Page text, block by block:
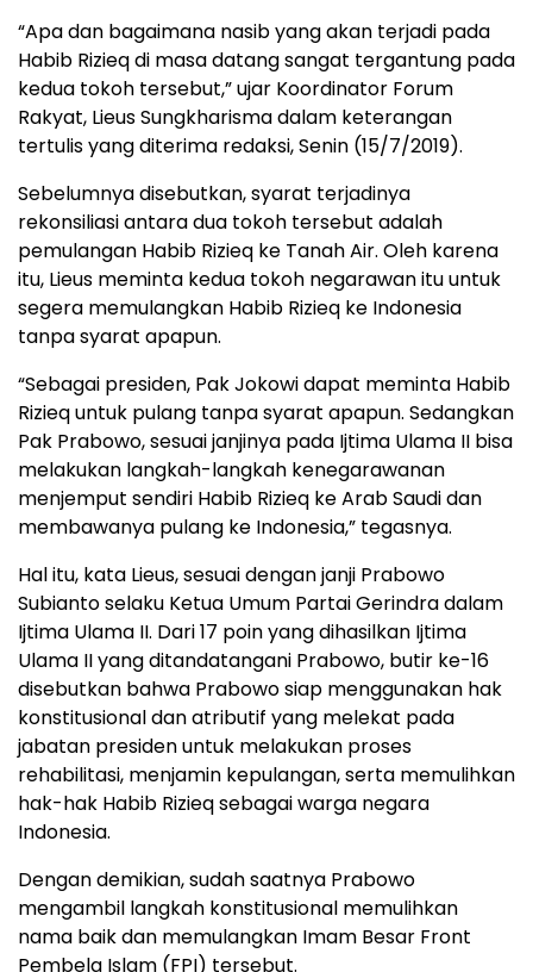
“Apa dan bagaimana nasib yang akan terjadi pada
Habib Rizieq di masa datang sangat tergantung pada
kedua tokoh tersebut,” ujar Koordinator Forum
Rakyat, Lieus Sungkharisma dalam keterangan
tertulis yang diterima redaksi, Senin (15/7/2019).
Sebelumnya disebutkan, syarat terjadinya
rekonsiliasi antara dua tokoh tersebut adalah
pemulangan Habib Rizieq ke Tanah Air. Oleh karena
itu, Lieus meminta kedua tokoh negarawan itu untuk
segera memulangkan Habib Rizieq ke Indonesia
tanpa syarat apapun.
“Sebagai presiden, Pak Jokowi dapat meminta Habib
Rizieq untuk pulang tanpa syarat apapun. Sedangkan
Pak Prabowo, sesuai janjinya pada Ijtima Ulama II bisa
melakukan langkah-langkah kenegarawanan
menjemput sendiri Habib Rizieq ke Arab Saudi dan
membawanya pulang ke Indonesia,” tegasnya.
Hal itu, kata Lieus, sesuai dengan janji Prabowo
Subianto selaku Ketua Umum Partai Gerindra dalam
Ijtima Ulama II. Dari 17 poin yang dihasilkan Ijtima
Ulama II yang ditandatangani Prabowo, butir ke-16
disebutkan bahwa Prabowo siap menggunakan hak
konstitusional dan atributif yang melekat pada
jabatan presiden untuk melakukan proses
rehabilitasi, menjamin kepulangan, serta memulihkan
hak-hak Habib Rizieq sebagai warga negara
Indonesia.
Dengan demikian, sudah saatnya Prabowo
mengambil langkah konstitusional memulihkan
nama baik dan memulangkan Imam Besar Front
Pembela Islam (FPI) tersebut.